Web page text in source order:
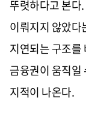
뚜렷하다고 본다
이뤄지지 않았다
지연되는 구조를
금융권이 움직일
지적이 나온다.